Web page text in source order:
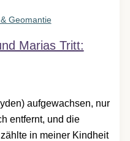
Geomantie
Marias Tritt:
aufgewachsen, nur
entfernt, und die
in meiner Kindheit